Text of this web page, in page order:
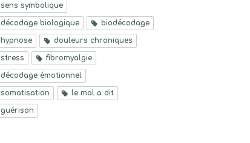
sens symbolique
décodage biologique biodécodage
hypnose douleurs chroniques
stress fibromyalgie
décodage émotionnel
somatisation le mal a dit
guérison